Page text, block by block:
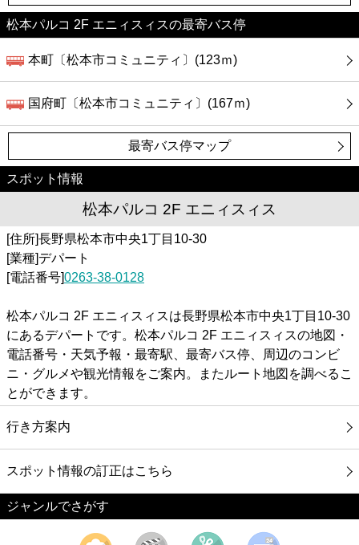
松本パルコ 2F エニィスィスの最寄バス停
本町〔松本市コミュニティ〕(123ｍ)
国府町〔松本市コミュニティ〕(167ｍ)
最寄バス停マップ
スポット情報
松本パルコ 2F エニィスィス
[住所]長野県松本市中央1丁目10-30
[業種]デパート
[電話番号]0263-38-0128
松本パルコ 2F エニィスィスは長野県松本市中央1丁目10-30
にあるデパートです。松本パルコ 2F エニィスィスの地図・
電話番号・天気予報・最寄駅、最寄バス停、周辺のコンビ
ニ・グルメや観光情報をご案内。またルート地図を調べるこ
とができます。
行き方案内
スポット情報の訂正はこちら
ジャンルでさがす